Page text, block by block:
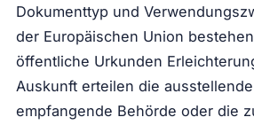
Dokumenttyp und
der Europäischen Union
öffentliche Urkunden
Auskunft erteilen die
empfangende Behörde oder die